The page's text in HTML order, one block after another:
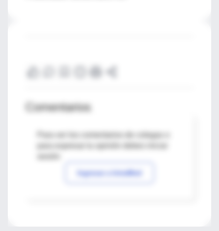
Comentarios
Para ver los comentarios de colegas o
Ingresar a IntraMed